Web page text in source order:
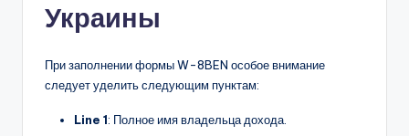
Украины
При заполнении формы W-8BEN особое внимание
следует уделить следующим пунктам:
Line 1: Полное имя владельца дохода.